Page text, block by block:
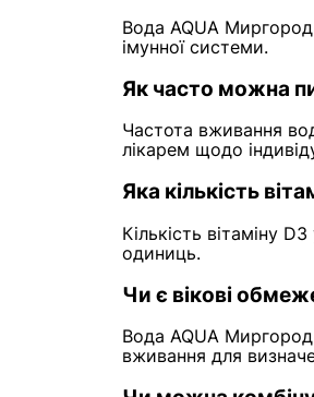
Вода AQUA Миргород
імунної системи.
Як часто можна
Частота вживання
лікарем щодо
Яка кількість
Кількість вітаміну
одиниць.
Чи є вікові
Вода AQUA
вживання для